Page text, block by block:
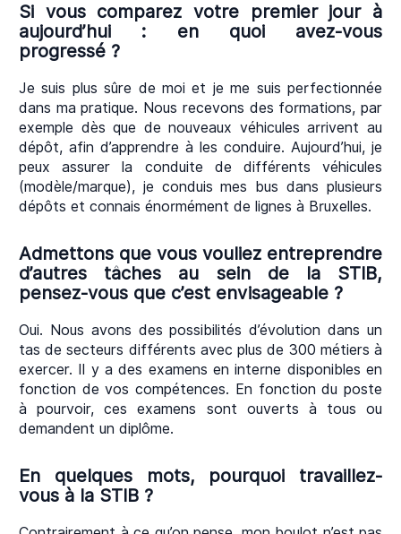
Si vous comparez votre premier jour à
aujourd’hui : en quoi avez-vous
progressé ?
Je suis plus sûre de moi et je me suis perfectionnée
dans ma pratique. Nous recevons des formations, par
exemple dès que de nouveaux véhicules arrivent au
dépôt, afin d’apprendre à les conduire. Aujourd’hui, je
peux assurer la conduite de différents véhicules
(modèle/marque), je conduis mes bus dans plusieurs
dépôts et connais énormément de lignes à Bruxelles.
Admettons que vous vouliez entreprendre
d’autres tâches au sein de la STIB,
pensez-vous que c’est envisageable ?
Oui. Nous avons des possibilités d’évolution dans un
tas de secteurs différents avec plus de 300 métiers à
exercer. Il y a des examens en interne disponibles en
fonction de vos compétences. En fonction du poste
à pourvoir, ces examens sont ouverts à tous ou
demandent un diplôme.
En quelques mots, pourquoi travaillez-
vous à la STIB ?